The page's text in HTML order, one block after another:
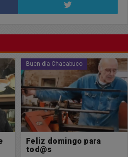
Buen día Chacabuco
Feliz martes para tod@s
14/04/2026 08:24